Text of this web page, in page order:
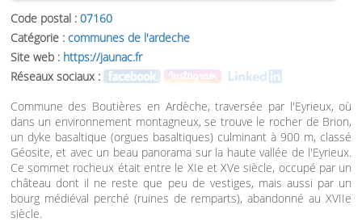
Code postal : 07160
Catégorie : communes de l'ardeche
Site web : https://jaunac.fr
Réseaux sociaux :
Commune des Boutières en Ardèche, traversée par l'Eyrieux, où
dans un environnement montagneux, se trouve le rocher de Brion,
un dyke basaltique (orgues basaltiques) culminant à 900 m, classé
Géosite, et avec un beau panorama sur la haute vallée de l'Eyrieux.
Ce sommet rocheux était entre le XIe et XVe siècle, occupé par un
château dont il ne reste que peu de vestiges, mais aussi par un
bourg médiéval perché (ruines de remparts), abandonné au XVIIe
siècle.